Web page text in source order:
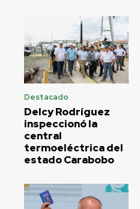
Destacado
Delcy Rodríguez
inspeccionó la
central
termoeléctrica del
estado Carabobo